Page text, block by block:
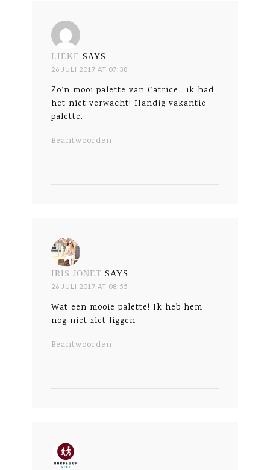
LIEKE SAYS
26 JULI 2017 AT 07:38
Zo’n mooi palette van Catrice.. ik had
het niet verwacht! Handig vakantie
palette.
Beantwoorden
IRIS JONET SAYS
26 JULI 2017 AT 08:55
Wat een mooie palette! Ik heb hem
nog niet ziet liggen
Beantwoorden